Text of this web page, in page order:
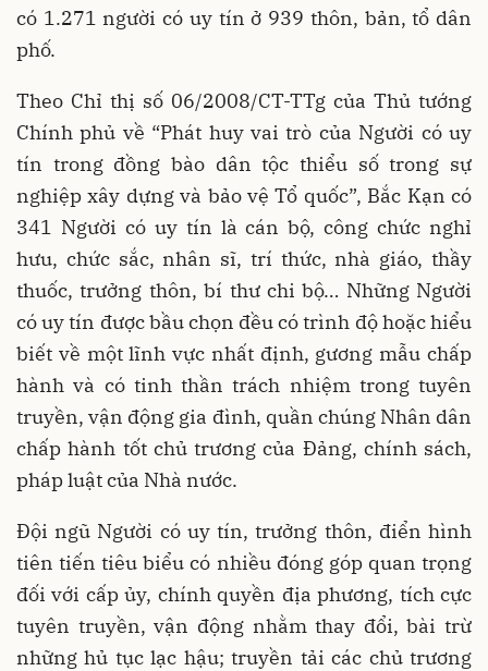
có 1.271 người có uy tín ở 939 thôn, bản, tổ dân
phố.
Theo Chỉ thị số 06/2008/CT-TTg của Thủ tướng
Chính phủ về “Phát huy vai trò của Người có uy
tín trong đồng bào dân tộc thiểu số trong sự
nghiệp xây dựng và bảo vệ Tổ quốc”, Bắc Kạn có
341 Người có uy tín là cán bộ, công chức nghỉ
hưu, chức sắc, nhân sĩ, trí thức, nhà giáo, thầy
thuốc, trưởng thôn, bí thư chi bộ… Những Người
có uy tín được bầu chọn đều có trình độ hoặc hiểu
biết về một lĩnh vực nhất định, gương mẫu chấp
hành và có tinh thần trách nhiệm trong tuyên
truyền, vận động gia đình, quần chúng Nhân dân
chấp hành tốt chủ trương của Đảng, chính sách,
pháp luật của Nhà nước.
Đội ngũ Người có uy tín, trưởng thôn, điển hình
tiên tiến tiêu biểu có nhiều đóng góp quan trọng
đối với cấp ủy, chính quyền địa phương, tích cực
tuyên truyền, vận động nhằm thay đổi, bài trừ
những hủ tục lạc hậu; truyền tải các chủ trương